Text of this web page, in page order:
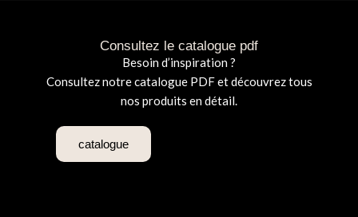
Consultez le catalogue pdf
Besoin d’inspiration ?
Consultez notre catalogue PDF et découvrez tous
nos produits en détail.
catalogue